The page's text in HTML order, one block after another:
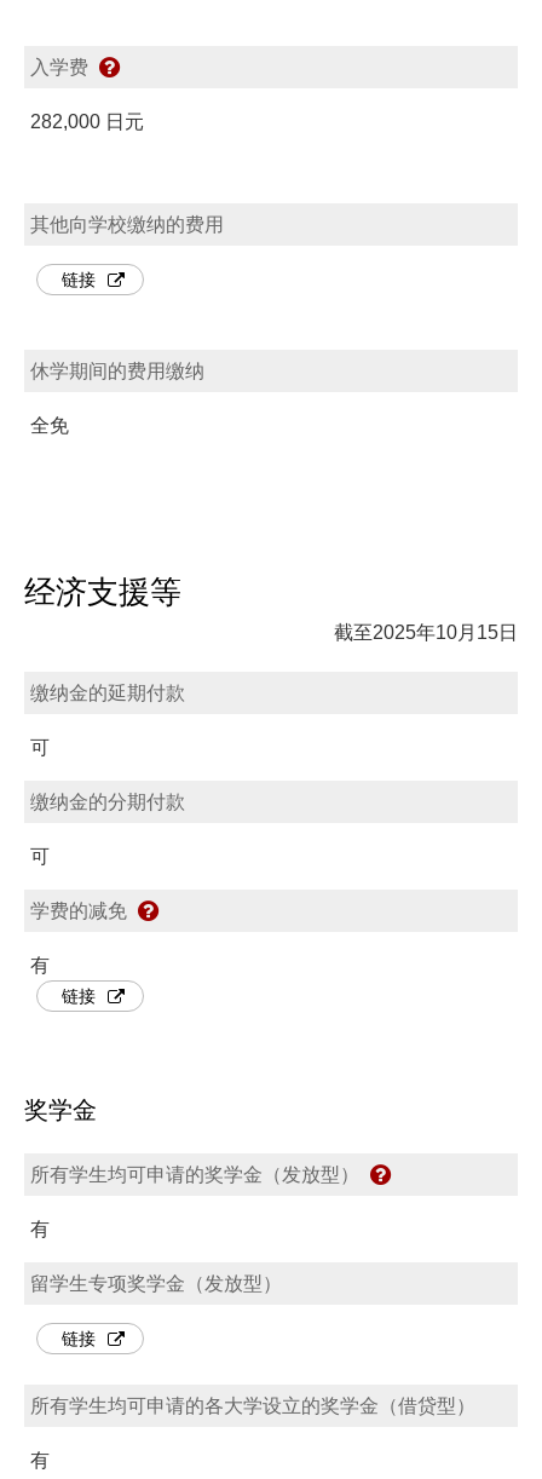
入学费
282,000 日元
其他向学校缴纳的费用
链接
休学期间的费用缴纳
全免
经济支援等
截至2025年10月15日
缴纳金的延期付款
可
缴纳金的分期付款
可
学费的减免
有
链接
奖学金
所有学生均可申请的奖学金（发放型）
有
留学生专项奖学金（发放型）
链接
所有学生均可申请的各大学设立的奖学金（借贷型）
有